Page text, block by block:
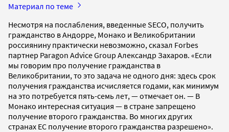
Материал по теме
Несмотря на послабления, введенные SECO, получить
гражданство в Андорре, Монако и Великобритании
россиянину практически невозможно, сказал Forbes
партнер Paragon Advice Group Александр Захаров. «Если
мы говорим про получение гражданства в
Великобритании, то это задача не одного дня: здесь срок
получения гражданства исчисляется годами, как минимум
на это потребуется пять-семь лет, — отмечает он. — В
Монако интересная ситуация — в стране запрещено
получение второго гражданства. Во многих других
странах ЕС получение второго гражданства разрешено».